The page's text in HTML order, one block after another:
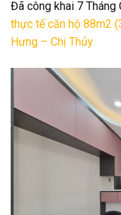
Đã công khai 7 Tháng
thực tế căn hộ 88m2
Hưng – Chị Thủy